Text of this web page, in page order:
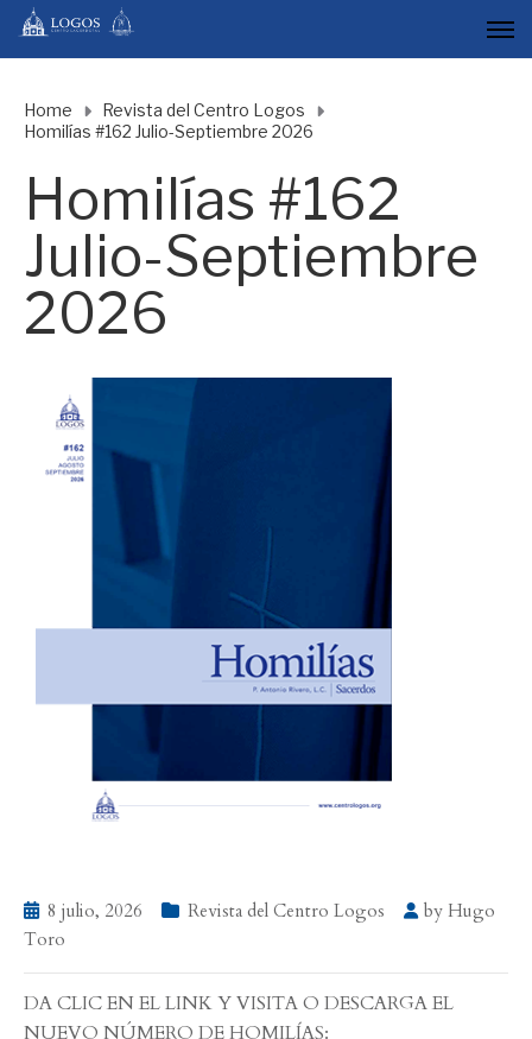
Home
Revista del Centro Logos
Homilías #162 Julio-Septiembre 2026
Homilías #162
Julio-Septiembre
2026
8 julio, 2026 Revista del Centro Logos by Hugo
Toro
DA CLIC EN EL LINK Y VISITA O DESCARGA EL
NUEVO NÚMERO DE HOMILÍAS: